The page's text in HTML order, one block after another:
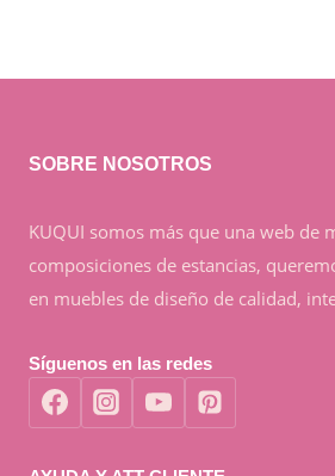
SOBRE NOSOTROS
KUQUI somos más que una web de
composiciones de estancias,
en muebles de diseño de calidad,
Síguenos en las redes